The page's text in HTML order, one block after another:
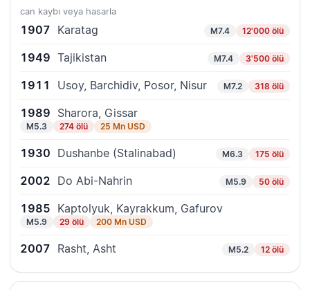
can kaybı veya hasarla
1907 Karatag M7.4 12'000 ölü
1949 Tajikistan M7.4 3'500 ölü
1911 Usoy, Barchidiv, Posor, Nisur M7.2 318 ölü
1989 Sharora, Gissar
M5.3 274 ölü 25 Mn USD
1930 Dushanbe (Stalinabad) M6.3 175 ölü
2002 Do Abi-Nahrin M5.9 50 ölü
1985 Kaptolyuk, Kayrakkum, Gafurov
M5.9 29 ölü 200 Mn USD
2007 Rasht, Asht M5.2 12 ölü